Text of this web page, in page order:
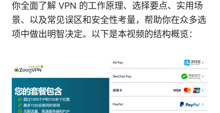
你全面了解 VPN 的工作原理、选择要点、实用场
景、以及常见误区和安全性考量，帮助你在众多选
项中做出明智决定。以下是本视频的结构概览：